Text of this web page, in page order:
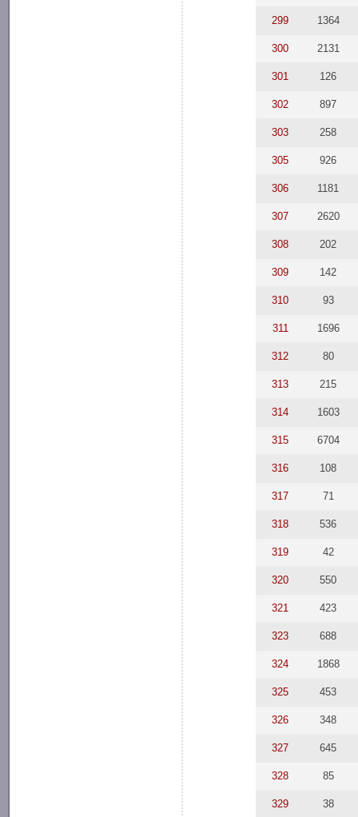
299 1364
300 2131
301 126
302 897
303 258
305 926
306 1181
307 2620
308 202
309 142
310 93
311 1696
312 80
313 215
314 1603
315 6704
316 108
317 71
318 536
319 42
320 550
321 423
323 688
324 1868
325 453
326 348
327 645
328 85
329 38